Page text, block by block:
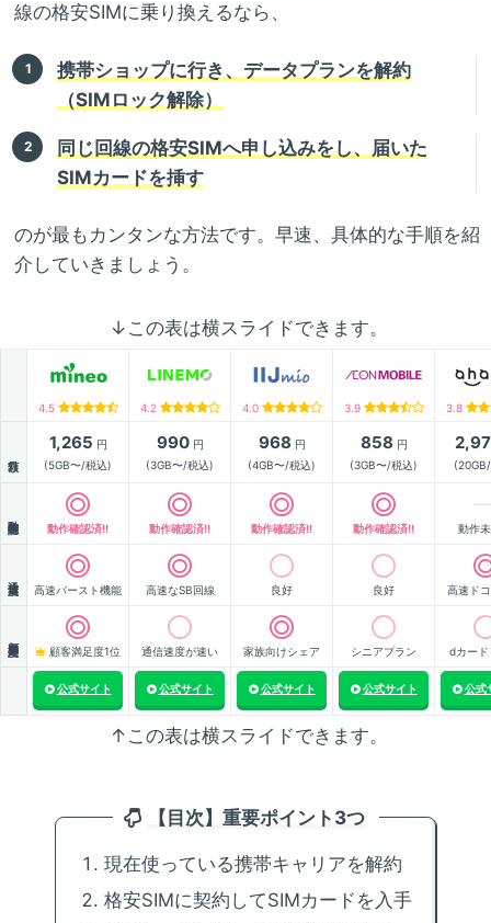
線の格安SIMに乗り換えるなら、
携帯ショップに行き、データプランを解約
（SIMロック解除）
同じ回線の格安SIMへ申し込みをし、届いた
SIMカードを挿す
のが最もカンタンな方法です。早速、具体的な手順を紹
介していきましょう。
↓この表は横スライドできます。
4.5 4.2 4.0 3.9 3.8
1,265 円
(5GB〜/税込)
990円
(3GB〜/税込)
968 円
(4GB〜/税込)
858 円
(3GB〜/税込)
動作確認済!! 動作確認済!! 動作確認済!! 動作確認済!! 動作
高速バースト機能 高速なSB回線 良好 良好 高速ド
顧客満足度1位 通信速度が速い 家族向けシェア シニアプラン dカード
公式サイト 公式サイト 公式サイト 公式サイト 公式
↑この表は横スライドできます。
【目次】重要ポイント3つ
現在使っている携帯キャリアを解約
格安SIMに契約してSIMカードを入手